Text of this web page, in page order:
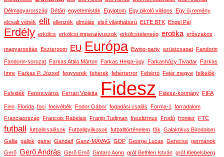
Délmagyarország Détári egyetemisták Egyiptom Egy pikoló világos Egy új remény
elcsalt vébék elit ellenzék elmúlás első világháború ELTE BTK Engel Pál
Erdély erkölcs erkölcsi imperatívuszok erkölcstelenség erotika erőszakos
magyarosítás Esztergom EU Európa Ewing-party ezüstcsapat Fandorin
Fandorin-sorozat Farkas Attila Márton Farkas Helga-ügy Farkasházy Tivadar Farkas
Imre Farkas P. József fegyverek fehérek fehérterror Fehértó Fejér megye felkelők
Felvidék Ferencváros Ferrari Violetta Fidesz Fidesz-kormány FIFA
Finn Florida foci focivébék Fodor Gábor fogadási csalás Forma-1
forradalom
Franciaország Francois Rabelais Franjo Tudjman freudizmus Frodó frontier FTC
futball futballcsalások Futballgyilkosok futballtörténelem fák Galaktikus Birodalom
Gallia gallok game Gandalf Ganz-MÁVAG GDP George Lucas Gerecse germánok
Gerő Gerő András Gerő Ernő Gintaro Aono gróf Bethlen István gróf Klebelsberg